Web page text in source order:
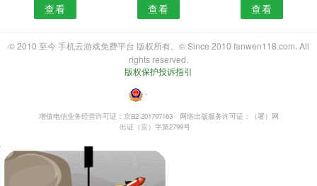
查看 查看 查看
© 2010 至今 手机云游戏免费平台 版权所有。© Since 2010 fanwen118.com. All
rights reserved.
版权保护投诉指引
・
增值电信业务经营许可证：京B2-201797163
网络出版服务许可证：（署）网
出证（京）字第2799号